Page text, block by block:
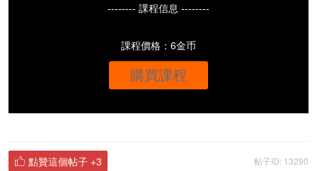
-------- 課程信息 --------
課程價格：6金币
購買課程
帖子ID: 13290
 點贊這個帖子 +3